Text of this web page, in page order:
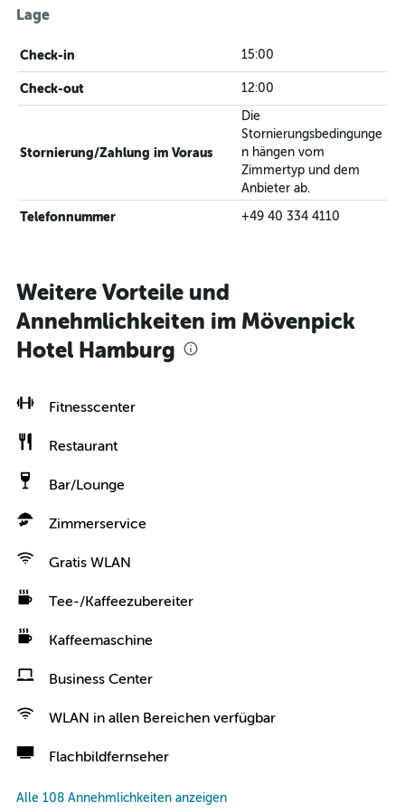
Lage
Check-in 15:00
Check-out 12:00
Stornierung/Zahlung im Voraus
Die
Stornierungsbedingunge
n hängen vom
Zimmertyp und dem
Anbieter ab.
Telefonnummer +49 40 334 4110
Weitere Vorteile und
Annehmlichkeiten im Mövenpick
Hotel Hamburg
Fitnesscenter
Restaurant
Bar/Lounge
Zimmerservice
Gratis WLAN
Tee-/Kaffeezubereiter
Kaffeemaschine
Business Center
WLAN in allen Bereichen verfügbar
Flachbildfernseher
Alle 108 Annehmlichkeiten anzeigen